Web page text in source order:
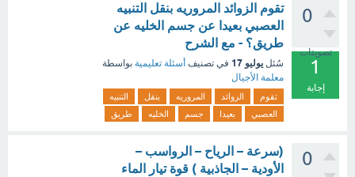
0
تصويتات
1
إجابة
تقوم الزوائد المروريه بنقل التنبيه
العصبي بعيدا عن جسم الخليه عن
طريق؟ - مع الشرح
سُئل يوليو 17 في تصنيف أسئلة تعليمية بواسطة
معلمة الأجيال
تقوم الزوائد المروريه بنقل
التنبيه
العصبي
بعيدا جسم الخليه طريق
0
(سرعة – الرياح – الرواسب –
الأودية – الجاذبية ) قوة تيار الماء